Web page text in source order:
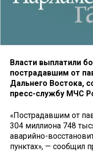
Власти выплатили
пострадавшим от
Дальнего Востока,
пресс-службу МЧС
«Пострадавшим от
304 миллиона 748
аварийно-
пунктах», — сообщил